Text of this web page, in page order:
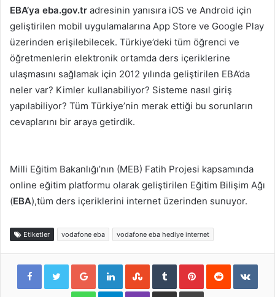
EBA’ya eba.gov.tr adresinin yanısıra iOS ve Android için
geliştirilen mobil uygulamalarına App Store ve Google Play
üzerinden erişilebilecek. Türkiye’deki tüm öğrenci ve
öğretmenlerin elektronik ortamda ders içeriklerine
ulaşmasını sağlamak için 2012 yılında geliştirilen EBA’da
neler var? Kimler kullanabiliyor? Sisteme nasıl giriş
yapılabiliyor? Tüm Türkiye’nin merak ettiği bu sorunların
cevaplarını bir araya getirdik.
Milli Eğitim Bakanlığı’nın (MEB) Fatih Projesi kapsamında
online eğitim platformu olarak geliştirilen Eğitim Bilişim Ağı
(EBA),tüm ders içeriklerini internet üzerinden sunuyor.
Etiketler vodafone eba vodafone eba hediye internet
Google+LinkedInStumbleUpon
TumblrPinterestReddit
WhatsAppTelegramViber E-Posta ile paylaş Yazdır